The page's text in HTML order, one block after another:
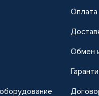
Оплата
Обмен